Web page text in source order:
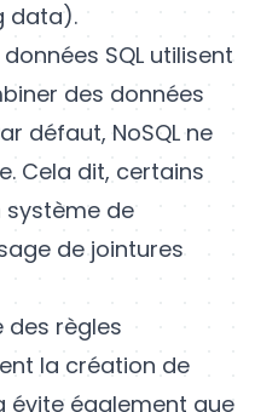
data).
SQL utilisent
des données
défaut, NoSQL ne
Cela dit, certains
système de
de jointures
des règles
la création de
évite également que